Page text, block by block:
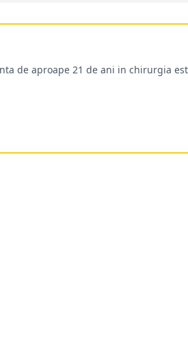
de aproape 21 de ani in chirurgia